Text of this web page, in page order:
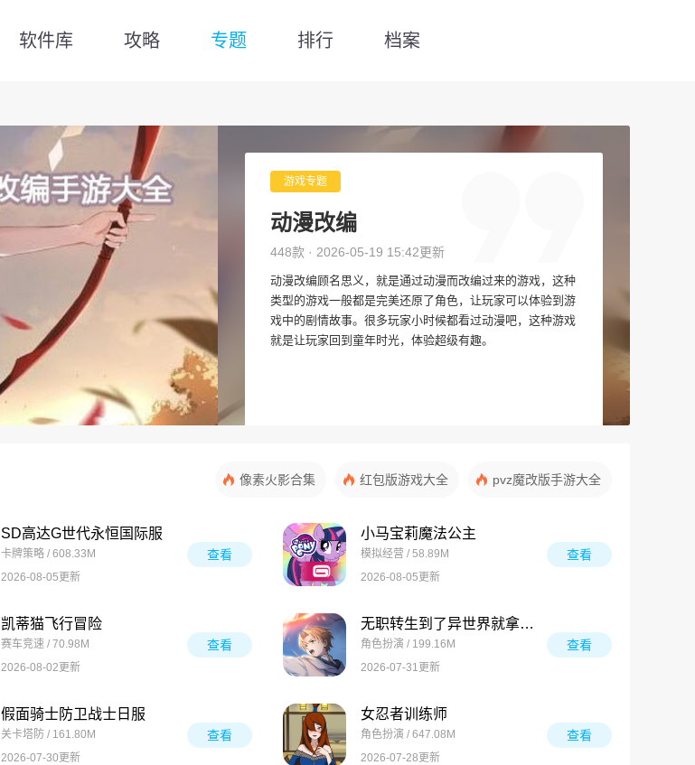
软件库 攻略 专题 排行 档案
游戏专题
动漫改编
448款 · 2026-05-19 15:42更新
动漫改编顾名思义，就是通过动漫而改编过来的游戏，这种
类型的游戏一般都是完美还原了角色，让玩家可以体验到游
戏中的剧情故事。很多玩家小时候都看过动漫吧，这种游戏
就是让玩家回到童年时光，体验超级有趣。
像素火影合集 红包版游戏大全 pvz魔改版手游大全
SD高达G世代永恒国际服
卡牌策略 / 608.33M
2026-08-05更新
查看
小马宝莉魔法公主
模拟经营 / 58.89M
2026-08-05更新
查看
凯蒂猫飞行冒险
赛车竞速 / 70.98M
2026-08-02更新
查看
无职转生到了异世界就拿出真本事回响编年史
角色扮演 / 199.16M
2026-07-31更新
查看
假面骑士防卫战士日服
关卡塔防 / 161.80M
2026-07-30更新
查看
女忍者训练师
角色扮演 / 647.08M
2026-07-28更新
查看